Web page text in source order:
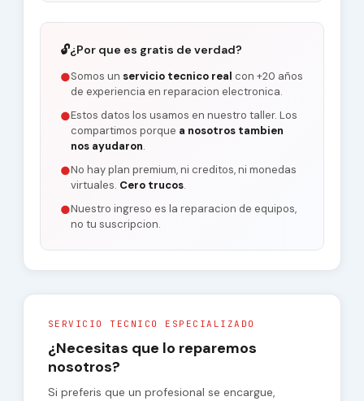
🔓¿Por que es gratis de verdad?
●Somos un servicio tecnico real con +20 años
de experiencia en reparacion electronica.
●Estos datos los usamos en nuestro taller. Los
compartimos porque a nosotros tambien
nos ayudaron.
●No hay plan premium, ni creditos, ni monedas
virtuales. Cero trucos.
●Nuestro ingreso es la reparacion de equipos,
no tu suscripcion.
SERVICIO TECNICO ESPECIALIZADO
¿Necesitas que lo reparemos
nosotros?
Si preferis que un profesional se encargue,